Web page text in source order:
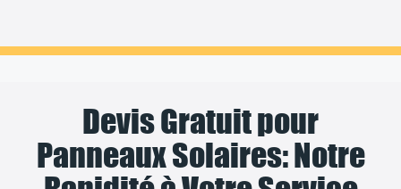
Devis Gratuit pour
Panneaux Solaires: Notre